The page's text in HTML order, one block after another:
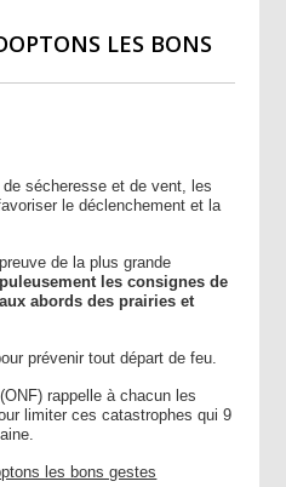
LES BONS
sécheresse et de vent, les
le déclenchement et la
de la plus grande
les consignes de
abords des prairies et
prévenir tout départ de feu.
(ONF) rappelle à chacun les
limiter ces catastrophes qui 9
les bons gestes